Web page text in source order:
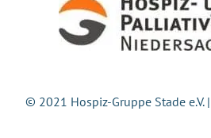
© 2021 Hospiz-Gruppe Stade e.V. |